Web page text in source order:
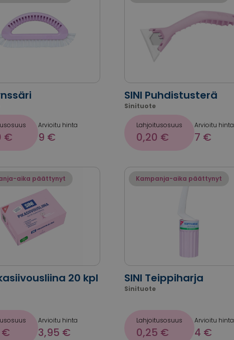
€
Arvioitu hinta
9 €
SINI Puhdistusterä
Sinituote
Lahjoitusosuus
0,20 €
Arvioitu hinta
7 €
aika päättynyt
20 kpl
€
Arvioitu hinta
3,95 €
Kampanja-aika päättynyt
SINI Teippiharja
Sinituote
Lahjoitusosuus
0,25 €
Arvioitu hinta
4 €